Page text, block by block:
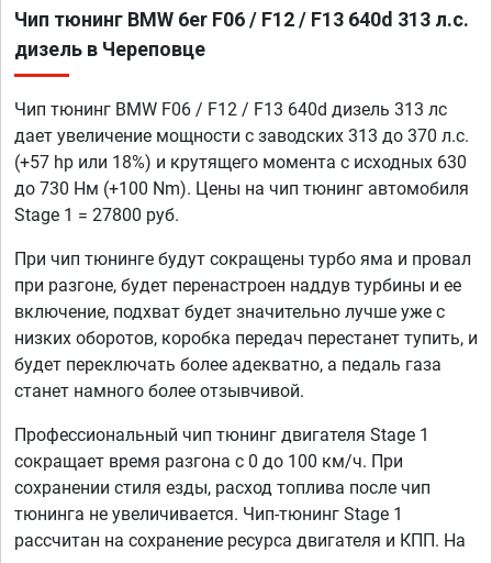
Чип тюнинг BMW 6er F06 / F12 / F13 640d 313 л.с.
дизель в Череповце
Чип тюнинг BMW F06 / F12 / F13 640d дизель 313 лс
дает увеличение мощности с заводских 313 до 370 л.с.
(+57 hp или 18%) и крутящего момента с исходных 630
до 730 Нм (+100 Nm). Цены на чип тюнинг автомобиля
Stage 1 = 27800 руб.
При чип тюнинге будут сокращены турбо яма и провал
при разгоне, будет перенастроен наддув турбины и ее
включение, подхват будет значительно лучше уже с
низких оборотов, коробка передач перестанет тупить, и
будет переключать более адекватно, а педаль газа
станет намного более отзывчивой.
Профессиональный чип тюнинг двигателя Stage 1
сокращает время разгона с 0 до 100 км/ч. При
сохранении стиля езды, расход топлива после чип
тюнинга не увеличивается. Чип-тюнинг Stage 1
рассчитан на сохранение ресурса двигателя и КПП. На